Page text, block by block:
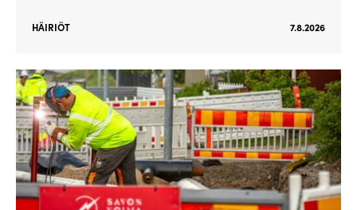
HÄIRIÖT 7.8.2026